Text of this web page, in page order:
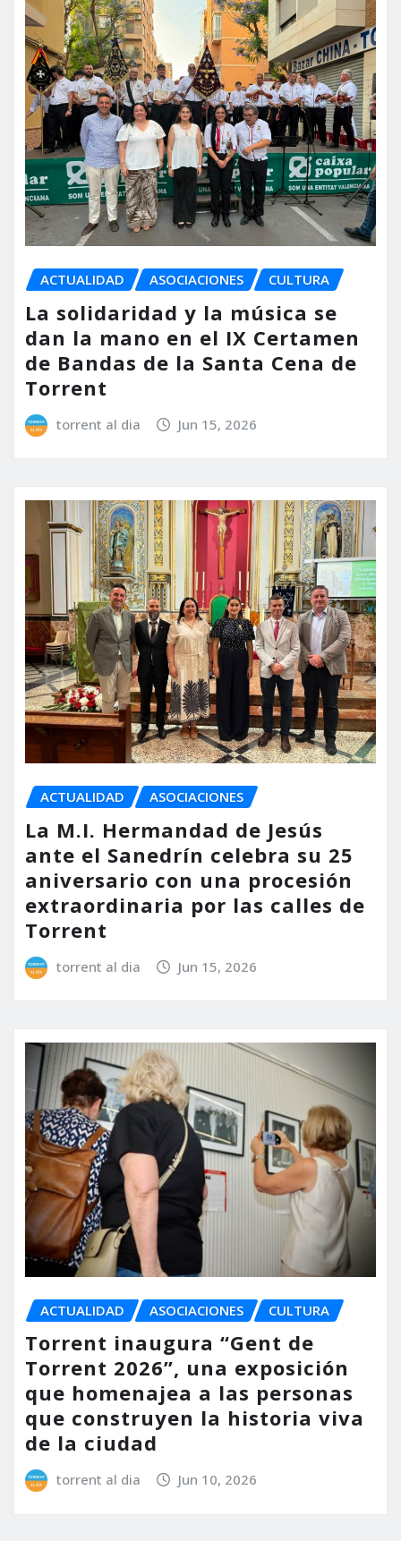
ACTUALIDAD ASOCIACIONES CULTURA
La solidaridad y la música se
dan la mano en el IX Certamen
de Bandas de la Santa Cena de
Torrent
torrent al dia Jun 15, 2026
ACTUALIDAD ASOCIACIONES
La M.I. Hermandad de Jesús
ante el Sanedrín celebra su 25
aniversario con una procesión
extraordinaria por las calles de
Torrent
torrent al dia Jun 15, 2026
ACTUALIDAD ASOCIACIONES CULTURA
Torrent inaugura “Gent de
Torrent 2026”, una exposición
que homenajea a las personas
que construyen la historia viva
de la ciudad
torrent al dia Jun 10, 2026